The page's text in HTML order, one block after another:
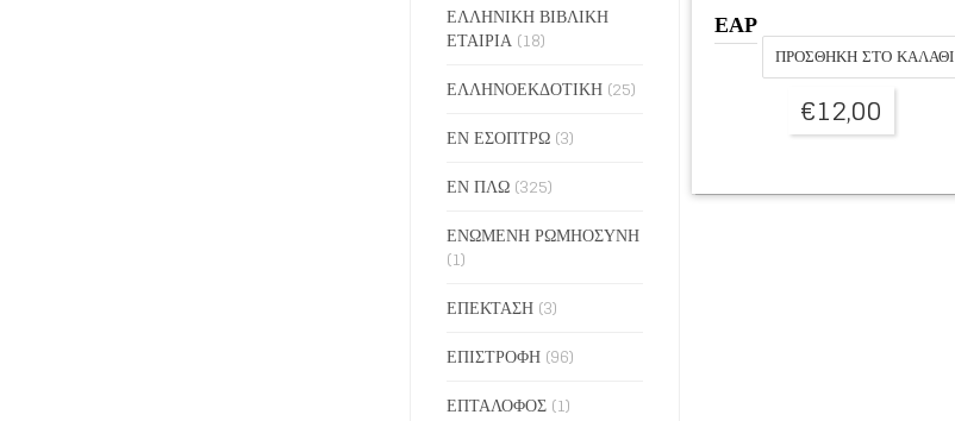
ΕΑΡ
ΠΡΟΣΘΉΚΗ ΣΤΟ ΚΑΛΆΘΙ
€12,00
ΕΛΛΗΝΙΚΗ ΒΙΒΛΙΚΗ
ΕΤΑΙΡΙΑ (18)
ΕΛΛΗΝΟΕΚΔΟΤΙΚΗ (25)
ΕΝ ΕΣΟΠΤΡΩ (3)
ΕΝ ΠΛΩ (325)
ΕΝΩΜΕΝΗ ΡΩΜΗΟΣΥΝΗ
(1)
ΕΠΕΚΤΑΣΗ (3)
ΕΠΙΣΤΡΟΦΗ (96)
ΕΠΤΑΛΟΦΟΣ (1)